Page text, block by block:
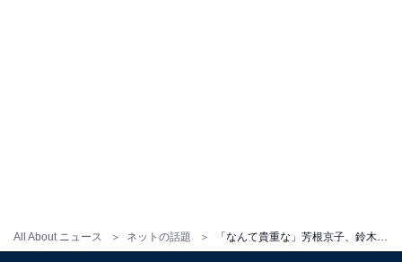
All About ニュース ネットの話題 「なんて貴重な」芳根京子、鈴木伸之ら豪華俳優陣のプリクラショットに大反響！ 「オレも入れてくれ」